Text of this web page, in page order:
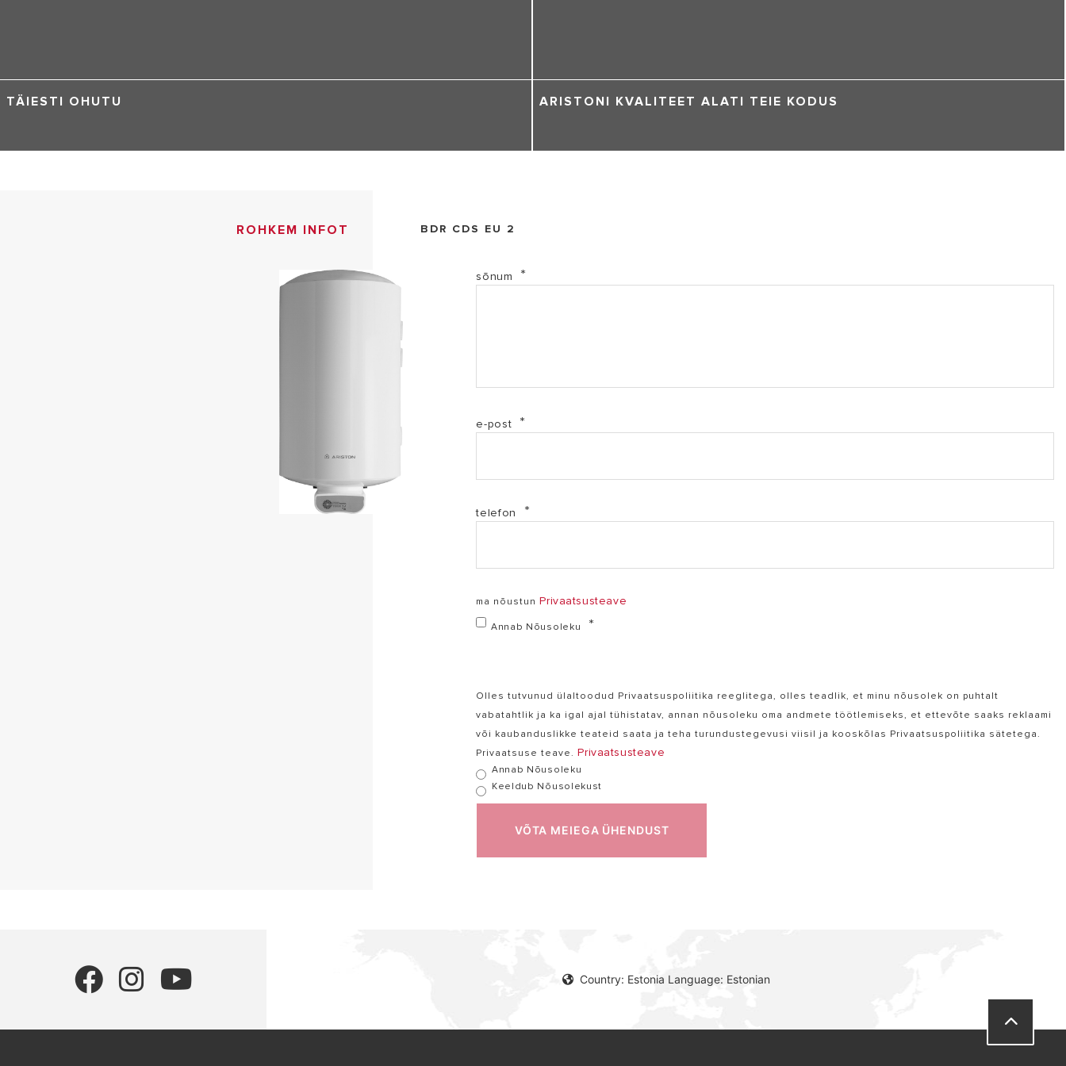
TÄIESTI OHUTU ARISTONI KVALITEET ALATI TEIE KODUS
ROHKEM INFOT BDR CDS EU 2
sõnum
e-post
telefon
ma nõustunPrivaatsusteave
Annab Nõusoleku
Olles tutvunud ülaltoodud Privaatsuspoliitika reeglitega, olles teadlik, et minu nõusolek on puhtalt
vabatahtlik ja ka igal ajal tühistatav, annan nõusoleku oma andmete töötlemiseks, et ettevõte saaks reklaami
või kaubanduslikke teateid saata ja teha turundustegevusi viisil ja kooskõlas Privaatsuspoliitika sätetega.
Privaatsuse teave.Privaatsusteave
Annab Nõusoleku
Keeldub Nõusolekust
VÕTA MEIEGA ÜHENDUST
Country: Estonia Language: Estonian